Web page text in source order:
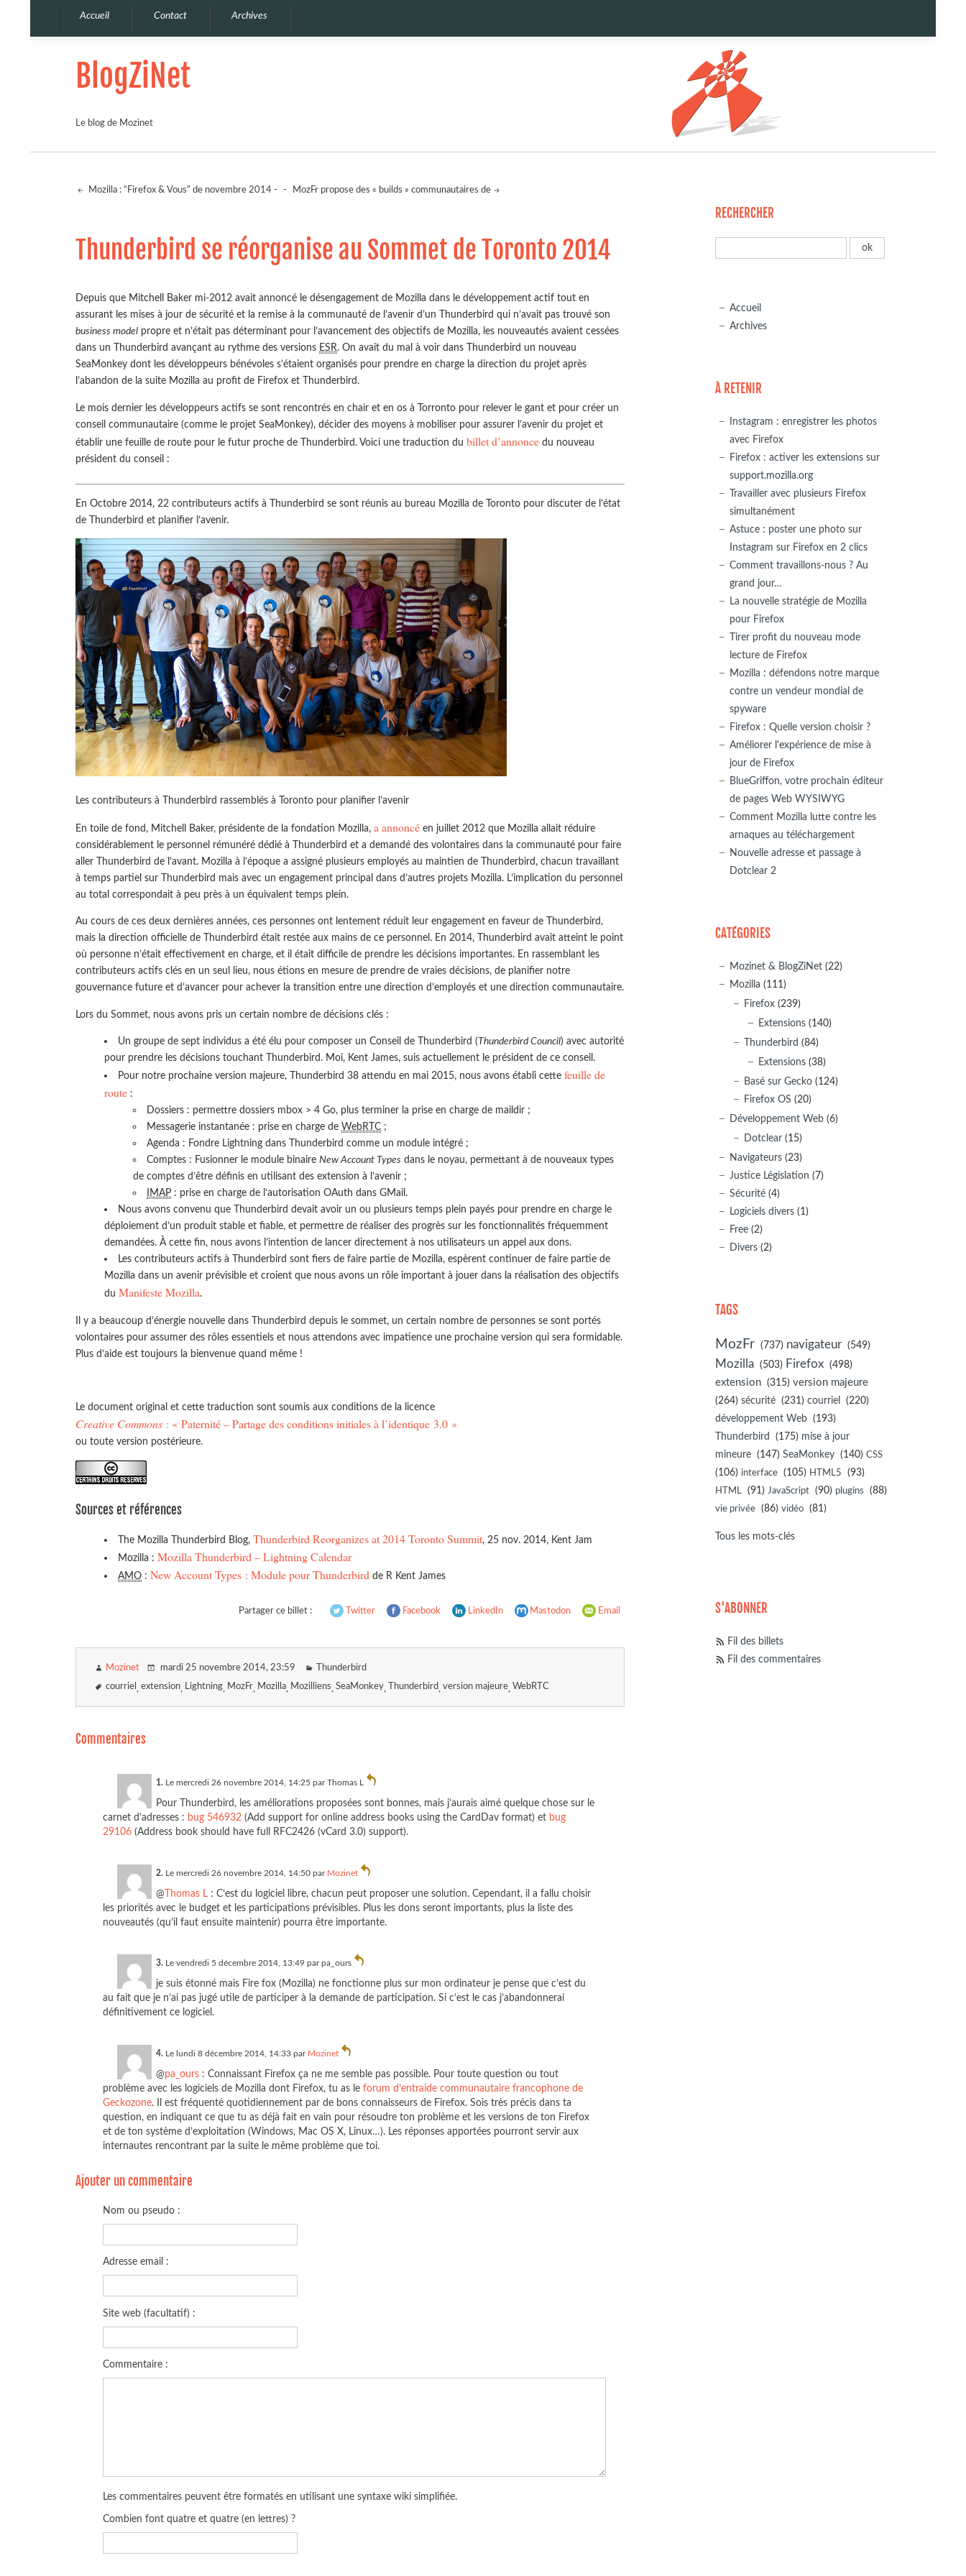
Accueil Contact Archives
BlogZiNet
Le blog de Mozinet
Mozilla : “Firefox & Vous” de novembre 2014 - - MozFr propose des « builds » communautaires de
Thunderbird se réorganise au Sommet de Toronto 2014
Depuis que Mitchell Baker mi-2012 avait annoncé le désengagement de Mozilla dans le développement actif tout en
assurant les mises à jour de sécurité et la remise à la communauté de l’avenir d’un Thunderbird qui n’avait pas trouvé son
business model propre et n’était pas déterminant pour l’avancement des objectifs de Mozilla, les nouveautés avaient cessées
dans un Thunderbird avançant au rythme des versions ESR. On avait du mal à voir dans Thunderbird un nouveau
SeaMonkey dont les développeurs bénévoles s’étaient organisés pour prendre en charge la direction du projet après
l’abandon de la suite Mozilla au profit de Firefox et Thunderbird.
Le mois dernier les développeurs actifs se sont rencontrés en chair et en os à Torronto pour relever le gant et pour créer un
conseil communautaire (comme le projet SeaMonkey), décider des moyens à mobiliser pour assurer l’avenir du projet et
établir une feuille de route pour le futur proche de Thunderbird. Voici une traduction du billet d’annonce du nouveau
président du conseil :
En Octobre 2014, 22 contributeurs actifs à Thunderbird se sont réunis au bureau Mozilla de Toronto pour discuter de l’état
de Thunderbird et planifier l’avenir.
Les contributeurs à Thunderbird rassemblés à Toronto pour planifier l’avenir
En toile de fond, Mitchell Baker, présidente de la fondation Mozilla, a annoncé en juillet 2012 que Mozilla allait réduire
considérablement le personnel rémunéré dédié à Thunderbird et a demandé des volontaires dans la communauté pour faire
aller Thunderbird de l’avant. Mozilla à l’époque a assigné plusieurs employés au maintien de Thunderbird, chacun travaillant
à temps partiel sur Thunderbird mais avec un engagement principal dans d’autres projets Mozilla. L’implication du personnel
au total correspondait à peu près à un équivalent temps plein.
Au cours de ces deux dernières années, ces personnes ont lentement réduit leur engagement en faveur de Thunderbird,
mais la direction officielle de Thunderbird était restée aux mains de ce personnel. En 2014, Thunderbird avait atteint le point
où personne n’était effectivement en charge, et il était difficile de prendre les décisions importantes. En rassemblant les
contributeurs actifs clés en un seul lieu, nous étions en mesure de prendre de vraies décisions, de planifier notre
gouvernance future et d’avancer pour achever la transition entre une direction d’employés et une direction communautaire.
Lors du Sommet, nous avons pris un certain nombre de décisions clés :
Un groupe de sept individus a été élu pour composer un Conseil de Thunderbird (Thunderbird Council) avec autorité
pour prendre les décisions touchant Thunderbird. Moi, Kent James, suis actuellement le président de ce conseil.
Pour notre prochaine version majeure, Thunderbird 38 attendu en mai 2015, nous avons établi cettefeuille de
route :
Dossiers : permettre dossiers mbox > 4 Go, plus terminer la prise en charge de maildir ;
Messagerie instantanée : prise en charge deWebRTC ;
Agenda : Fondre Lightning dans Thunderbird comme un module intégré ;
Comptes : Fusionner le module binaireNew Account Types dans le noyau, permettant à de nouveaux types
de comptes d’être définis en utilisant des extension à l’avenir ;
IMAP : prise en charge de l’autorisation OAuth dans GMail.
Nous avons convenu que Thunderbird devait avoir un ou plusieurs temps plein payés pour prendre en charge le
déploiement d’un produit stable et fiable, et permettre de réaliser des progrès sur les fonctionnalités fréquemment
demandées. À cette fin, nous avons l’intention de lancer directement à nos utilisateurs un appel aux dons.
Les contributeurs actifs à Thunderbird sont fiers de faire partie de Mozilla, espèrent continuer de faire partie de
Mozilla dans un avenir prévisible et croient que nous avons un rôle important à jouer dans la réalisation des objectifs
du Manifeste Mozilla.
Il y a beaucoup d’énergie nouvelle dans Thunderbird depuis le sommet, un certain nombre de personnes se sont portés
volontaires pour assumer des rôles essentiels et nous attendons avec impatience une prochaine version qui sera formidable.
Plus d’aide est toujours la bienvenue quand même !
Le document original et cette traduction sont soumis aux conditions de la licence
Creative Commons : « Paternité – Partage des conditions initiales à l’identique 3.0 »
ou toute version postérieure.
Sources et références
The Mozilla Thunderbird Blog,Thunderbird Reorganizes at 2014 Toronto Summit, 25 nov. 2014, Kent Jam
Mozilla :Mozilla Thunderbird – Lightning Calendar
AMO :New Account Types : Module pour Thunderbird de R Kent James
Partager ce billet : Twitter Facebook LinkedIn Mastodon Email
Mozinet mardi 25 novembre 2014, 23:59 Thunderbird
courriel extension Lightning MozFr Mozilla Mozilliens SeaMonkey Thunderbird version majeure WebRTC
Commentaires
1. Le mercredi 26 novembre 2014, 14:25 parThomas L
Pour Thunderbird, les améliorations proposées sont bonnes, mais j’aurais aimé quelque chose sur le
carnet d’adresses : bug 546932 (Add support for online address books using the CardDav format) et bug
29106 (Address book should have full RFC2426 (vCard 3.0) support).
2. Le mercredi 26 novembre 2014, 14:50 par Mozinet
@ Thomas L : C’est du logiciel libre, chacun peut proposer une solution. Cependant, il a fallu choisir
les priorités avec le budget et les participations prévisibles. Plus les dons seront importants, plus la liste des
nouveautés (qu’il faut ensuite maintenir) pourra être importante.
3. Le vendredi 5 décembre 2014, 13:49 parpa_ours
je suis étonné mais Fire fox (Mozilla) ne fonctionne plus sur mon ordinateur je pense que c’est du
au fait que je n’ai pas jugé utile de participer à la demande de participation. Si c’est le cas j’abandonnerai
définitivement ce logiciel.
4. Le lundi 8 décembre 2014, 14:33 par Mozinet
@pa_ours : Connaissant Firefox ça ne me semble pas possible. Pour toute question ou tout
problème avec les logiciels de Mozilla dont Firefox, tu as leforum d’entraide communautaire francophone de
Geckozone. Il est fréquenté quotidiennement par de bons connaisseurs de Firefox. Sois très précis dans ta
question, en indiquant ce que tu as déjà fait en vain pour résoudre ton problème et les versions de ton Firefox
et de ton système d’exploitation (Windows, Mac OS X, Linux…). Les réponses apportées pourront servir aux
internautes rencontrant par la suite le même problème que toi.
Ajouter un commentaire
Nom ou pseudo :
Adresse email :
Site web (facultatif) :
Commentaire :
Les commentaires peuvent être formatés en utilisant une syntaxe wiki simplifiée.
Combien font quatre et quatre (en lettres) ?
RECHERCHER
Accueil
Archives
À RETENIR
Instagram : enregistrer les photos
avec Firefox
Firefox : activer les extensions sur
support.mozilla.org
Travailler avec plusieurs Firefox
simultanément
Astuce : poster une photo sur
Instagram sur Firefox en 2 clics
Comment travaillons-nous ? Au
grand jour…
La nouvelle stratégie de Mozilla
pour Firefox
Tirer profit du nouveau mode
lecture de Firefox
Mozilla : défendons notre marque
contre un vendeur mondial de
spyware
Firefox : Quelle version choisir ?
Améliorer l'expérience de mise à
jour de Firefox
BlueGriffon, votre prochain éditeur
de pages Web WYSIWYG
Comment Mozilla lutte contre les
arnaques au téléchargement
Nouvelle adresse et passage à
Dotclear 2
CATÉGORIES
Mozinet & BlogZiNet (22)
Mozilla (111)
Firefox (239)
Extensions (140)
Thunderbird (84)
Extensions (38)
Basé sur Gecko (124)
Firefox OS (20)
Développement Web (6)
Dotclear (15)
Navigateurs (23)
Justice Législation (7)
Sécurité (4)
Logiciels divers (1)
Free (2)
Divers (2)
TAGS
MozFr (737) navigateur (549)
Mozilla (503) Firefox (498)
extension (315)version majeure
(264)sécurité (231)courriel
(220)
développement Web (193)
Thunderbird (175) mise à jour
mineure (147)SeaMonkey (140)CSS
(106)interface (105) HTML5 (93)
HTML (91) JavaScript (90) plugins (88)
vie privée (86)vidéo (81)
Tous les mots-clés
S'ABONNER
Fil des billets
Fil des commentaires